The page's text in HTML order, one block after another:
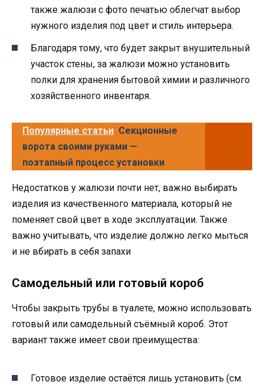
также жалюзи с фото печатью облегчат выбор
нужного изделия под цвет и стиль интерьера.
Благодаря тому, что будет закрыт внушительный
участок стены, за жалюзи можно установить
полки для хранения бытовой химии и различного
хозяйственного инвентаря.
Популярные статьи Секционные
ворота своими руками —
поэтапный процесс установки
Недостатков у жалюзи почти нет, важно выбирать
изделия из качественного материала, который не
поменяет свой цвет в ходе эксплуатации. Также
важно учитывать, что изделие должно легко мыться
и не вбирать в себя запахи
Самодельный или готовый короб
Чтобы закрыть трубы в туалете, можно использовать
готовый или самодельный съёмный короб. Этот
вариант также имеет свои преимущества:
Готовое изделие остаётся лишь установить (см.